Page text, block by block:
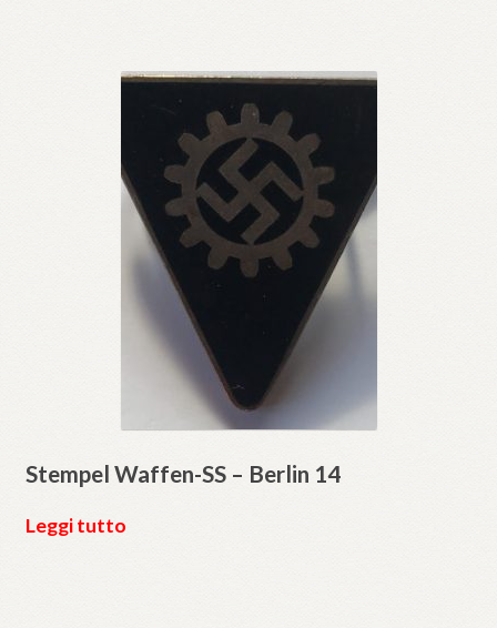
Stempel Waffen-SS – Berlin 14
Leggi tutto